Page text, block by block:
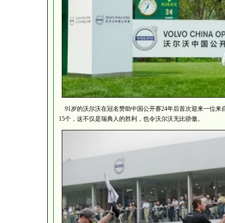
91岁的沃尔沃在冠名赞助中国公开赛24年后首次迎来一位
15个，这不仅是瑞典人的胜利，也令沃尔沃无比骄傲。